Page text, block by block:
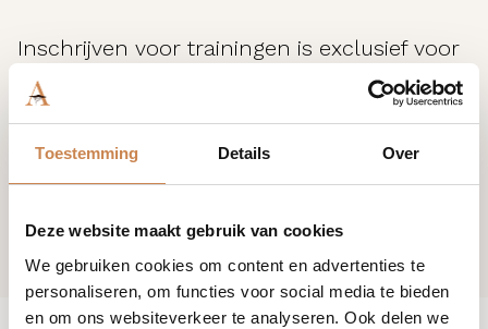
Toestemming Details Over
Deze website maakt gebruik van cookies
We gebruiken cookies om content en advertenties te
personaliseren, om functies voor social media te bieden
en om ons websiteverkeer te analyseren. Ook delen we
Inschrijven voor trainingen is exclusief voor
klanten van House of African Beauty. Ben je
nog geen klant? Neem contact met ons op
en join the tribe.